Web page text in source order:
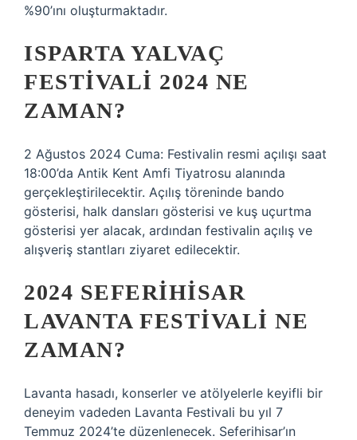
%90’ını oluşturmaktadır.
ISPARTA YALVAÇ
FESTIVALI 2024 NE
ZAMAN?
2 Ağustos 2024 Cuma: Festivalin resmi açılışı saat
18:00’da Antik Kent Amfi Tiyatrosu alanında
gerçekleştirilecektir. Açılış töreninde bando
gösterisi, halk dansları gösterisi ve kuş uçurtma
gösterisi yer alacak, ardından festivalin açılış ve
alışveriş stantları ziyaret edilecektir.
2024 SEFERIHISAR
LAVANTA FESTIVALI NE
ZAMAN?
Lavanta hasadı, konserler ve atölyelerle keyifli bir
deneyim vadeden Lavanta Festivali bu yıl 7
Temmuz 2024’te düzenlenecek. Seferihisar’ın